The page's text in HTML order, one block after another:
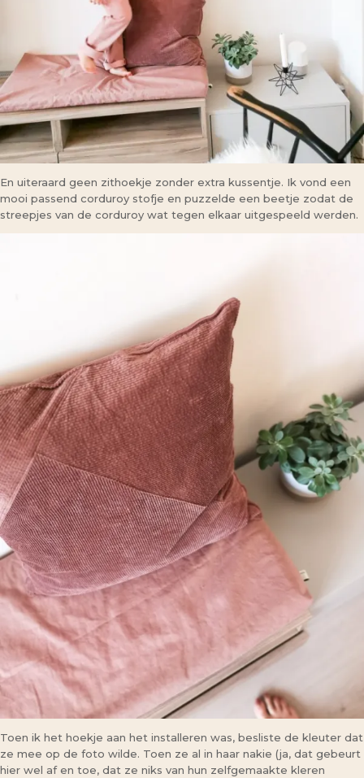
En uiteraard geen zithoekje zonder extra kussentje. Ik vond een
mooi passend corduroy stofje en puzzelde een beetje zodat de
streepjes van de corduroy wat tegen elkaar uitgespeeld werden.
Toen ik het hoekje aan het installeren was, besliste de kleuter dat
ze mee op de foto wilde. Toen ze al in haar nakie (ja, dat gebeurt
hier wel af en toe, dat ze niks van hun zelfgemaakte kleren